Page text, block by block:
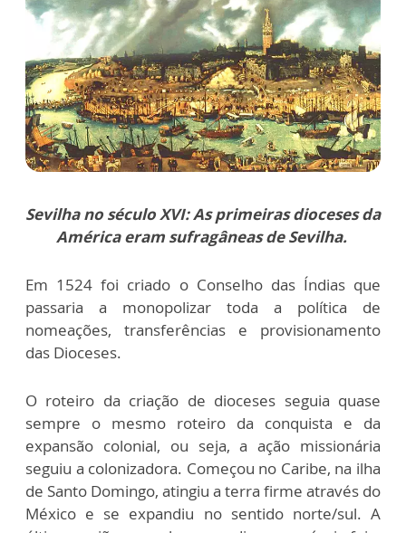
Sevilha no século XVI: As primeiras dioceses da
América eram sufragâneas de Sevilha.
Em 1524 foi criado o Conselho das Índias que
passaria a monopolizar toda a política de
nomeações, transferências e provisionamento
das Dioceses.
O roteiro da criação de dioceses seguia quase
sempre o mesmo roteiro da conquista e da
expansão colonial, ou seja, a ação missionária
seguiu a colonizadora. Começou no Caribe, na ilha
de Santo Domingo, atingiu a terra firme através do
México e se expandiu no sentido norte/sul. A